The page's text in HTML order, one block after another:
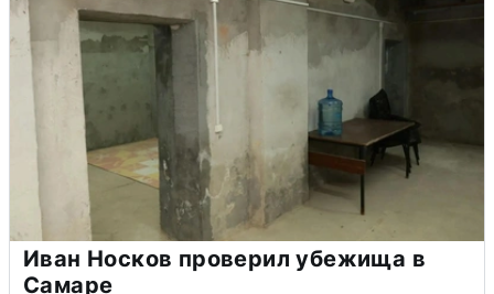
Иван Носков проверил убежища в
Самаре